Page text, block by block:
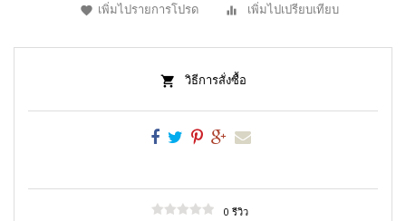
เพิ่มไปรายการโปรด เพิ่มไปเปรียบเทียบ
วิธีการสั่งซื้อ
0 รีวิว